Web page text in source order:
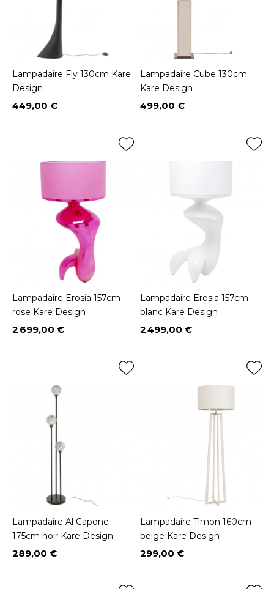
Lampadaire Fly 130cm Kare
Design
Prix
449,00 €
Lampadaire Cube 130cm
Kare Design
Prix
499,00 €
Lampadaire Erosia 157cm
rose Kare Design
Prix
2 699,00 €
Lampadaire Erosia 157cm
blanc Kare Design
Prix
2 499,00 €
Lampadaire Al Capone
175cm noir Kare Design
Prix
289,00 €
Lampadaire Timon 160cm
beige Kare Design
Prix
299,00 €